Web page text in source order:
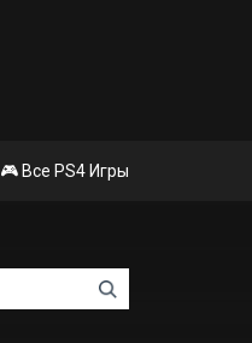
🎮 Все PS4 Игры